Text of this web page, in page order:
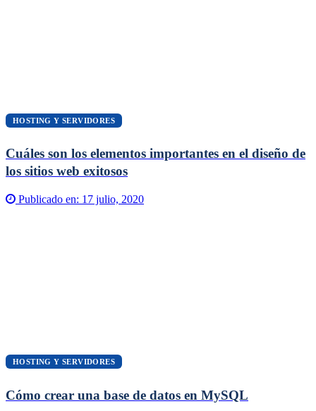
HOSTING Y SERVIDORES
Cuáles son los elementos importantes en el diseño de
los sitios web exitosos
Publicado en: 17 julio, 2020
HOSTING Y SERVIDORES
Cómo crear una base de datos en MySQL